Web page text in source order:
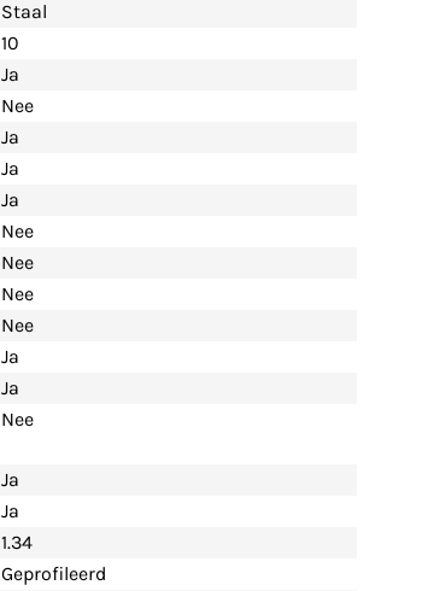
Staal
10
Ja
Nee
Ja
Ja
Ja
Nee
Nee
Nee
Nee
Ja
Ja
Nee
Ja
Ja
1.34
Geprofileerd